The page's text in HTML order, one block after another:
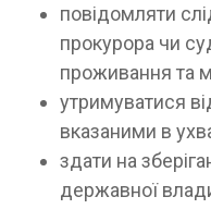
повідомляти
прокурора чи
проживання та
утримуватися
вказаними в
здати на
державної